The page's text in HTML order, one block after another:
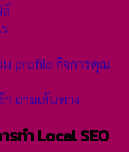
profile กิจการคุณ
ถามเส้นทาง
ทำ Local SEO